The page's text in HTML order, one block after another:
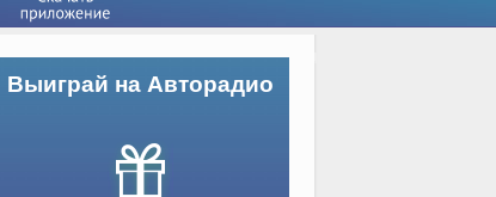
Выиграй на Авторадио